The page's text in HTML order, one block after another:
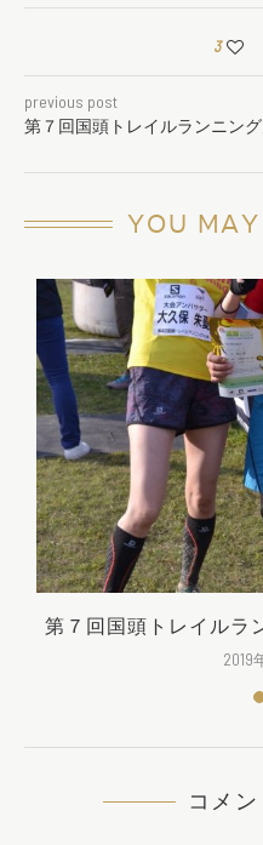
3
previous post
第７回国頭トレイルランニン
YOU
第７回国頭トレイルラ
2019
コメ